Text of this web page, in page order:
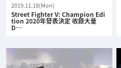
2019.11.18(Mon)
Street Fighter V: Champion Edi
tion 2020年發表決定 收錄大量
D…